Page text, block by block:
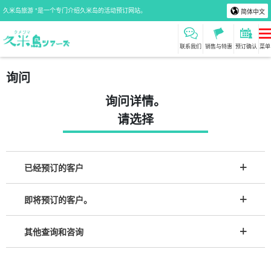
久米岛旅游 "是一个专门介绍久米岛的活动预订网站。 简体中文
联系我们 销售与特惠 预订确认 菜单
询问
询问详情。
请选择
已经预订的客户
即将预订的客户。
其他查询和咨询